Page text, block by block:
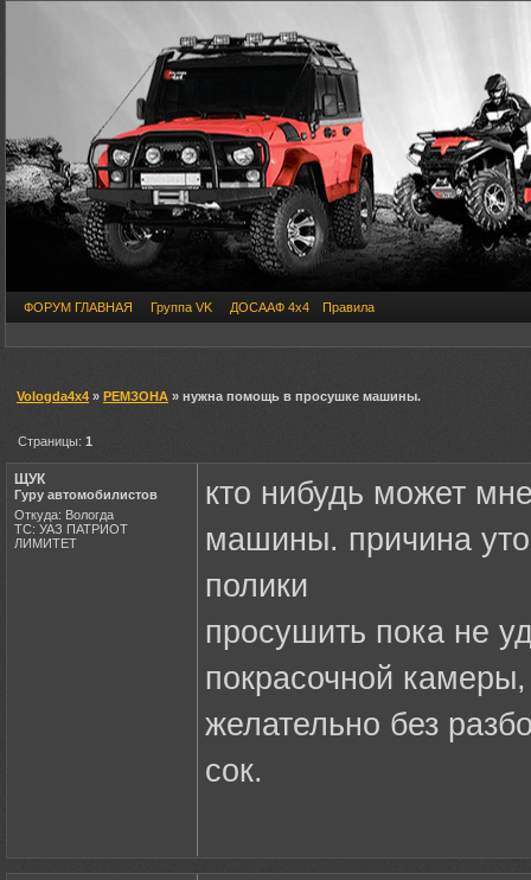
ФОРУМ ГЛАВНАЯ Группа VK ДОСААФ 4х4 Правила
Vologda4x4 » РЕМЗОНА » нужна помощь в просушке машины.
Страницы:1
ЩУК
Гуру автомобилистов
Откуда: Вологда
ТС: УАЗ ПАТРИОТ
ЛИМИТЕТ
кто нибудь может
машины. причина
полики
просушить пока не
покрасочной
желательно без
сок.